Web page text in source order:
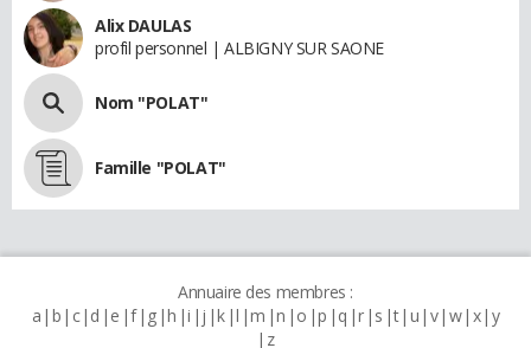
Alix DAULAS
profil personnel | ALBIGNY SUR SAONE
Nom "POLAT"
Famille "POLAT"
Annuaire des membres :
a b c d e f g h i j k l m n o p q r s t u v w x y
z